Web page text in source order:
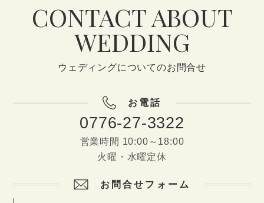
CONTACT ABOUT
WEDDING
ウェディングについてのお問合せ
お電話
0776-27-3322
営業時間 10:00～18:00
火曜・水曜定休
お問合せフォーム